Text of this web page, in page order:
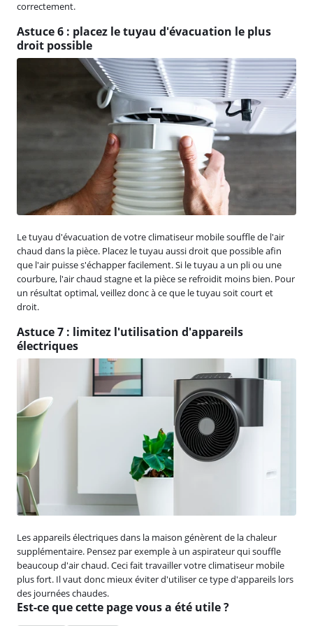
correctement.
Astuce 6 : placez le tuyau d'évacuation le plus
droit possible
Le tuyau d'évacuation de votre climatiseur mobile souffle de l'air
chaud dans la pièce. Placez le tuyau aussi droit que possible afin
que l'air puisse s'échapper facilement. Si le tuyau a un pli ou une
courbure, l'air chaud stagne et la pièce se refroidit moins bien. Pour
un résultat optimal, veillez donc à ce que le tuyau soit court et
droit.
Astuce 7 : limitez l'utilisation d'appareils
électriques
Les appareils électriques dans la maison génèrent de la chaleur
supplémentaire. Pensez par exemple à un aspirateur qui souffle
beaucoup d'air chaud. Ceci fait travailler votre climatiseur mobile
plus fort. Il vaut donc mieux éviter d'utiliser ce type d'appareils lors
des journées chaudes.
Est-ce que cette page vous a été utile ?